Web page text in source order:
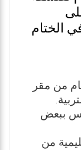
الختام
من مقر
ببعض
من